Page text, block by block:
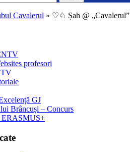
Cavalerul » ♡♘ Șah @ „Cavalerul”
profesori
GJ
Brâncuși – Concurs
ERASMUS+